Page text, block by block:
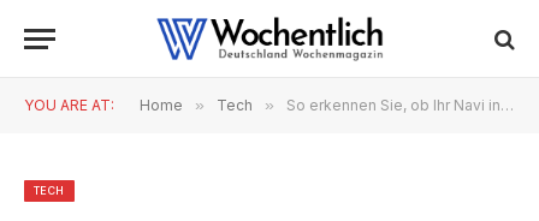
YOU ARE AT: Home » Tech » So erkennen Sie, ob Ihr Navi in Echtzeit reagiert – einfacher Check
TECH